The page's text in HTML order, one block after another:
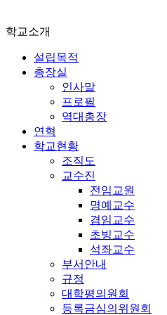
학교소개
설립목적
총장실
인사말
프로필
역대총장
연혁
학교현황
조직도
교수진
전임교원
명예교수
겸임교수
초빙교수
석좌교수
부서안내
규정
대학평의원회
등록금심의위원회